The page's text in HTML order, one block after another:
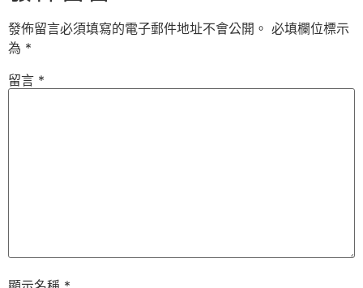
發佈留言必須填寫的電子郵件地址不會公開。 必填欄位標示
為 *
留言 *